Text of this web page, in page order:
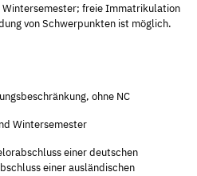
freie Immatrikulation
von Schwerpunkten ist möglich.
ohne NC
Wintersemester
einer deutschen
einer ausländischen